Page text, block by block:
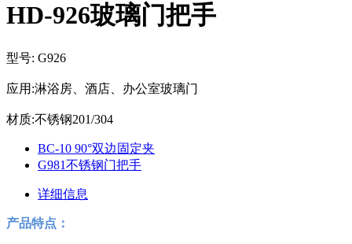
HD-926玻璃门把手
型号: G926
应用:淋浴房、酒店、办公室玻璃门
材质:不锈钢201/304
BC-10 90°双边固定夹
G981不锈钢门把手
详细信息
产品特点：